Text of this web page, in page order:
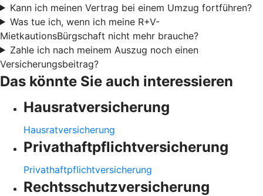
Kann ich meinen Vertrag bei einem Umzug fortführen?
Was tue ich, wenn ich meine R+V-
MietkautionsBürgschaft nicht mehr brauche?
Zahle ich nach meinem Auszug noch einen
Versicherungsbeitrag?
Das könnte Sie auch interessieren
Hausratversicherung
Hausratversicherung
Privathaftpflichtversicherung
Privathaftpflichtversicherung
Rechtsschutzversicherung